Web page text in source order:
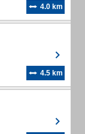
4.0 km
4.5 km